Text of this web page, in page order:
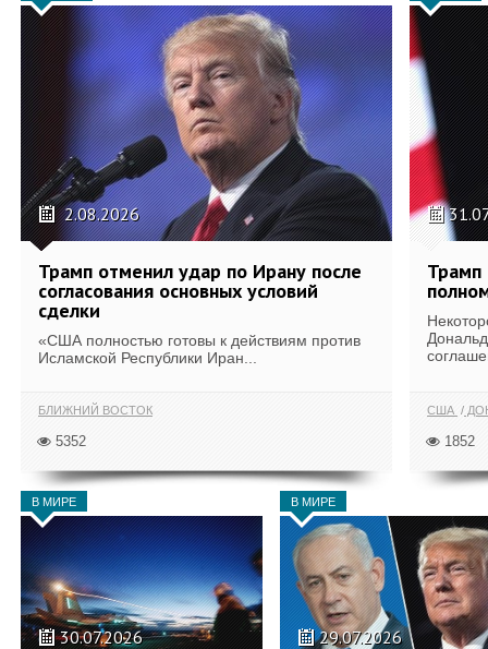
2.08.2026
Трамп отменил удар по Ирану после
согласования основных условий
сделки
«США полностью готовы к действиям против
Исламской Республики Иран...
БЛИЖНИЙ ВОСТОК
5352
Трамп
США
1852
В МИРЕ
30.07.2026
В МИРЕ
29.07.2026